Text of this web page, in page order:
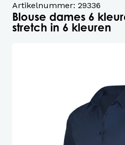
Artikelnummer: 29336
Blouse dames 6
stretch in 6 kleuren